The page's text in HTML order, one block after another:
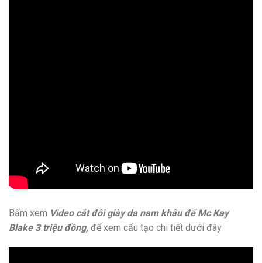
Bấm xem Video cắt đôi giày da nam khâu đế Mc Kay
Blake 3 triệu đồng, để xem cấu tạo chi tiết dưới đây